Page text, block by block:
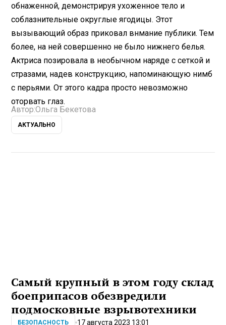
обнаженной, демонстрируя ухоженное тело и
соблазнительные округлые ягодицы. Этот
вызывающий образ приковал внмание публики. Тем
более, на ней совершенно не было нижнего белья.
Актриса позировала в необычном наряде с сеткой и
стразами, надев конструкцию, напоминающую нимб
с перьями. От этого кадра просто невозможно
оторвать глаз.
Автор:Ольга Бекетова
АКТУАЛЬНО
Самый крупный в этом году склад
боеприпасов обезвредили
подмосковные взрывотехники
БЕЗОПАСНОСТЬ 17 августа 2023 13:01